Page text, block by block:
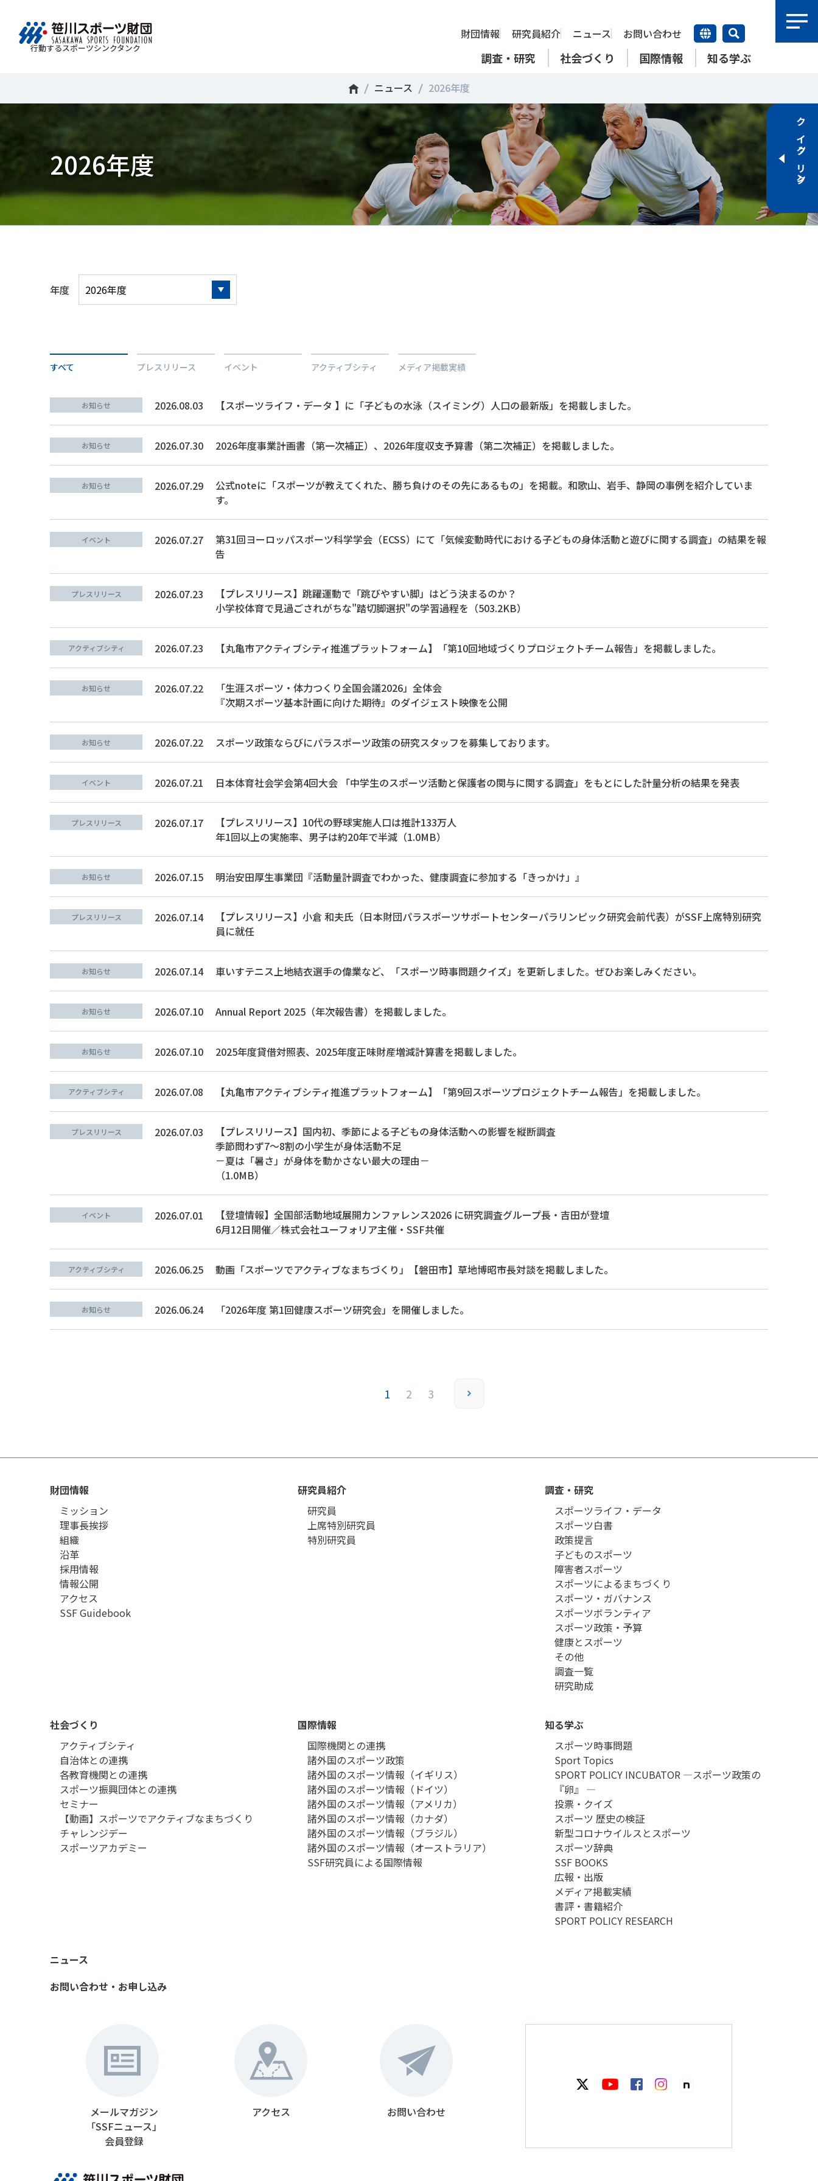
行動するスポーツシンクタンク
調査・研究 社会づくり 国際情報 知る学ぶ
財団情報 研究員紹介 ニュース お問い合わせ
財団情報
ミッション
理事長挨拶
沿革
採用情報
情報公開
アクセス
SSF Guidebook
研究員紹介
研究員
上席特別研究員
特別研究員
アクティブシティ
自治体との連携
スポーツ振興団体との連携
チャレンジデー
スポーツアカデミー
諸外国のスポーツ情報（オーストラリア
SSF研究員による国際情報
ニュース
お問い合わせ・お申し込み
メールマガジン
「SSFニュース」
アクセス お問い合わせ
個人情報保護方針
＃誰が子どものスポーツをささえるのか ＃アクティブなまちづくり ＃日本人の身体活動と健康寿命 ＃障害者スポーツ ＃スポーツ基本計画
＃競技人口
スポーツライフ・データ
障害者スポーツ
自治体との連携
各教育機関との連携
スポーツ振興団体との連携
【動画】スポーツでアクティブ
なまちづくり
SPORT POLICY INCUBATOR ―
スポーツ政策の『卵』 ―
Sport Topics
スポーツ 歴史の検証
スポーツ辞典
クイックリンク
ニュース 2026年度
2026年度
年度
すべて プレスリリース イベント アクティブシティ メディア掲載実績
お知らせ 2026.08.03 【スポーツライフ・データ 】に「子どもの水泳（スイミング）人口の最新版」を掲載しました。
お知らせ 2026.07.30 2026年度事業計画書（第一次補正）、2026年度収支予算書（第二次補正）を掲載しました。
お知らせ 2026.07.29
公式noteに「スポーツが教えてくれた、勝ち負けのその先にあるもの」を掲載。和歌山、岩手、静岡の事例を紹介していま
す。
イベント 2026.07.27
第31回ヨーロッパスポーツ科学学会（ECSS）にて「気候変動時代における子どもの身体活動と遊びに関する調査」の結果を報
告
プレスリリース 2026.07.23
【プレスリリース】跳躍運動で「跳びやすい脚」はどう決まるのか？
小学校体育で見過ごされがちな"踏切脚選択"の学習過程を（503.2KB）
アクティブシティ 2026.07.23 【丸亀市アクティブシティ推進プラットフォーム】「第10回地域づくりプロジェクトチーム報告」を掲載しました。
お知らせ 2026.07.22
「生涯スポーツ・体力つくり全国会議2026」全体会
『次期スポーツ基本計画に向けた期待』のダイジェスト映像を公開
お知らせ 2026.07.22 スポーツ政策ならびにパラスポーツ政策の研究スタッフを募集しております。
イベント 2026.07.21 日本体育社会学会第4回大会 「中学生のスポーツ活動と保護者の関与に関する調査」をもとにした計量分析の結果を発表
プレスリリース 2026.07.17
【プレスリリース】10代の野球実施人口は推計133万人
年1回以上の実施率、男子は約20年で半減（1.0MB）
お知らせ 2026.07.15 明治安田厚生事業団『活動量計調査でわかった、健康調査に参加する「きっかけ」』
プレスリリース 2026.07.14
【プレスリリース】小倉 和夫氏（日本財団パラスポーツサポートセンターパラリンピック研究会前代表）がSSF上席特別研究
員に就任
お知らせ 2026.07.14 車いすテニス上地結衣選手の偉業など、「スポーツ時事問題クイズ」を更新しました。ぜひお楽しみください。
お知らせ 2026.07.10 Annual Report 2025（年次報告書）を掲載しました。
お知らせ 2026.07.10 2025年度貸借対照表、2025年度正味財産増減計算書を掲載しました。
アクティブシティ 2026.07.08 【丸亀市アクティブシティ推進プラットフォーム】「第9回スポーツプロジェクトチーム報告」を掲載しました。
プレスリリース 2026.07.03
【プレスリリース】国内初、季節による子どもの身体活動への影響を縦断調査
季節問わず7～8割の小学生が身体活動不足
－夏は「暑さ」が身体を動かさない最大の理由－
（1.0MB）
イベント 2026.07.01
【登壇情報】全国部活動地域展開カンファレンス2026 に研究調査グループ長・吉田が登壇
6月12日開催／株式会社ユーフォリア主催・SSF共催
アクティブシティ 2026.06.25 動画「スポーツでアクティブなまちづくり」【磐田市】草地博昭市長対談を掲載しました。
お知らせ 2026.06.24 「2026年度 第1回健康スポーツ研究会」を開催しました。
1 2 3
財団情報
ミッション
理事長挨拶
組織
沿革
採用情報
情報公開
アクセス
SSF Guidebook
研究員紹介
研究員
上席特別研究員
特別研究員
調査・研究
スポーツライフ・データ
スポーツ白書
政策提言
子どものスポーツ
障害者スポーツ
スポーツによるまちづくり
スポーツ・ガバナンス
スポーツボランティア
スポーツ政策・予算
健康とスポーツ
その他
調査一覧
研究助成
社会づくり
アクティブシティ
自治体との連携
各教育機関との連携
スポーツ振興団体との連携
セミナー
【動画】スポーツでアクティブなまちづくり
チャレンジデー
スポーツアカデミー
国際情報
国際機関との連携
諸外国のスポーツ政策
諸外国のスポーツ情報（イギリス）
諸外国のスポーツ情報（ドイツ）
諸外国のスポーツ情報（アメリカ）
諸外国のスポーツ情報（カナダ）
諸外国のスポーツ情報（ブラジル）
諸外国のスポーツ情報（オーストラリア）
SSF研究員による国際情報
知る学ぶ
スポーツ時事問題
Sport Topics
SPORT POLICY INCUBATOR ―スポーツ政策の
『卵』 ―
投票・クイズ
スポーツ 歴史の検証
新型コロナウイルスとスポーツ
スポーツ辞典
SSF BOOKS
広報・出版
メディア掲載実績
書評・書籍紹介
SPORT POLICY RESEARCH
ニュース
お問い合わせ・お申し込み
メールマガジン
「SSFニュース」
会員登録
アクセス お問い合わせ